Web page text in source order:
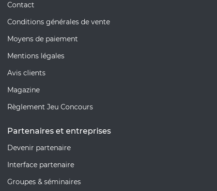
Contact
Conditions générales de vente
Moyens de paiement
Mentions légales
Avis clients
Magazine
Règlement Jeu Concours
Partenaires et entreprises
Devenir partenaire
Interface partenaire
Groupes & séminaires